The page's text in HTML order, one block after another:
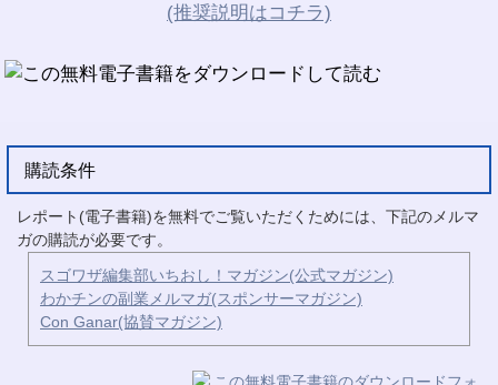
(推奨説明はコチラ)
購読条件
レポート(電子書籍)を無料でご覧いただくためには、下記のメルマ
ガの購読が必要です。
スゴワザ編集部いちおし！マガジン(公式マガジン)
わかチンの副業メルマガ(スポンサーマガジン)
Con Ganar(協賛マガジン)